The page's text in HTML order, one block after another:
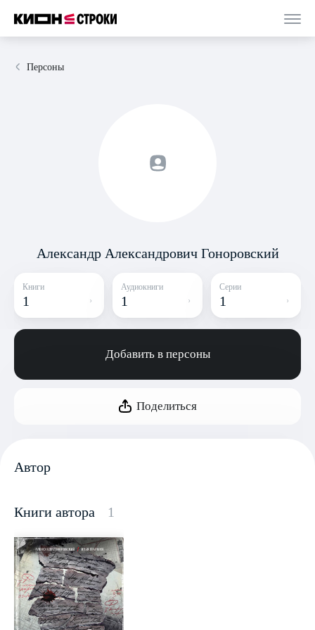
Персоны
Александр Александрович Гоноровский
Книги
1
Аудиокниги
1
Серии
1
Добавить в персоны
Поделиться
Автор
Книги автора 1